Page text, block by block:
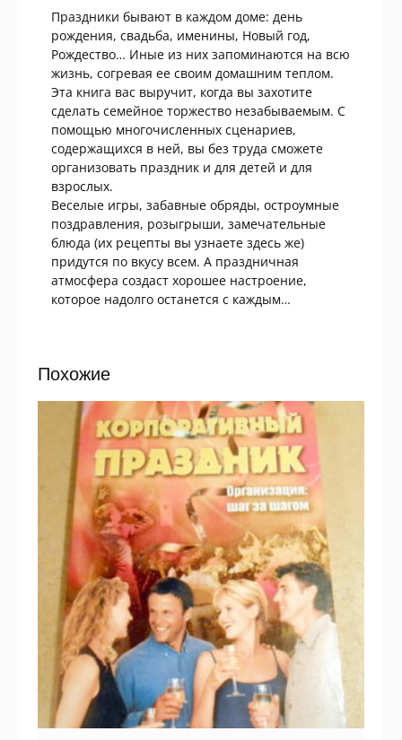
Праздники бывают в каждом доме: день
рождения, свадьба, именины, Новый год,
Рождество… Иные из них запоминаются на всю
жизнь, согревая ее своим домашним теплом.
Эта книга вас выручит, когда вы захотите
сделать семейное торжество незабываемым. С
помощью многочисленных сценариев,
содержащихся в ней, вы без труда сможете
организовать праздник и для детей и для
взрослых.
Веселые игры, забавные обряды, остроумные
поздравления, розыгрыши, замечательные
блюда (их рецепты вы узнаете здесь же)
придутся по вкусу всем. А праздничная
атмосфера создаст хорошее настроение,
которое надолго останется с каждым…
Похожие